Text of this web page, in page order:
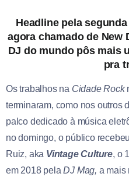
Headline pela
agora chamado de New
DJ do mundo pôs mais
pra
Os trabalhos na Cidade Rock
terminaram, como nos outros
palco dedicado à música
no domingo, o público
Ruiz, aka Vintage Culture, o
em 2018 pelaDJ Mag, a mais